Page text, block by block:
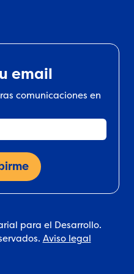
email
comunicaciones en
para el Desarrollo.
Aviso legal